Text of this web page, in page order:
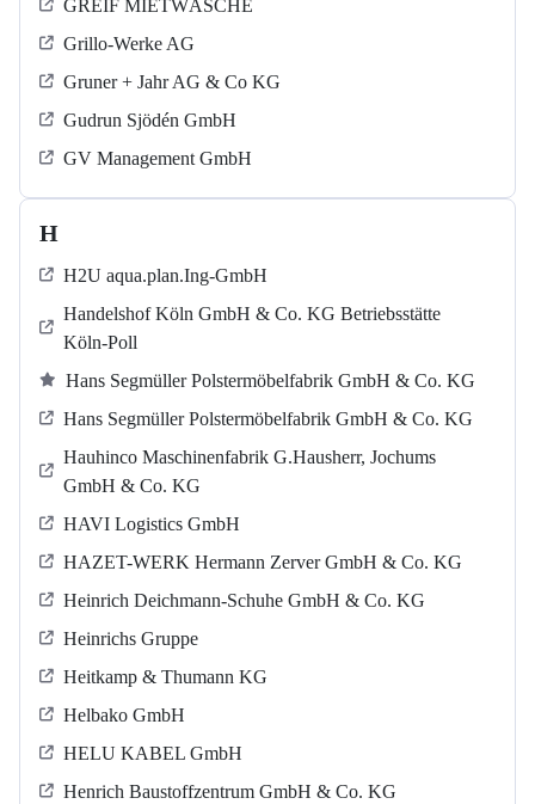
GREIF MIETWÄSCHE
Grillo-Werke AG
Gruner + Jahr AG & Co KG
Gudrun Sjödén GmbH
GV Management GmbH
H
H2U aqua.plan.Ing-GmbH
Handelshof Köln GmbH & Co. KG Betriebsstätte
Köln-Poll
Hans Segmüller Polstermöbelfabrik GmbH & Co. KG
Hans Segmüller Polstermöbelfabrik GmbH & Co. KG
Hauhinco Maschinenfabrik G.Hausherr, Jochums
GmbH & Co. KG
HAVI Logistics GmbH
HAZET-WERK Hermann Zerver GmbH & Co. KG
Heinrich Deichmann-Schuhe GmbH & Co. KG
Heinrichs Gruppe
Heitkamp & Thumann KG
Helbako GmbH
HELU KABEL GmbH
Henrich Baustoffzentrum GmbH & Co. KG